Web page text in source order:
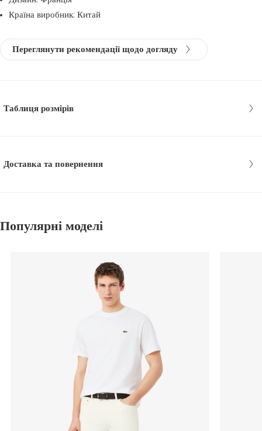
Країна виробник: Китай
Переглянути рекомендації щодо догляду
Таблиця розмірів
Доставка та повернення
Популярні моделі